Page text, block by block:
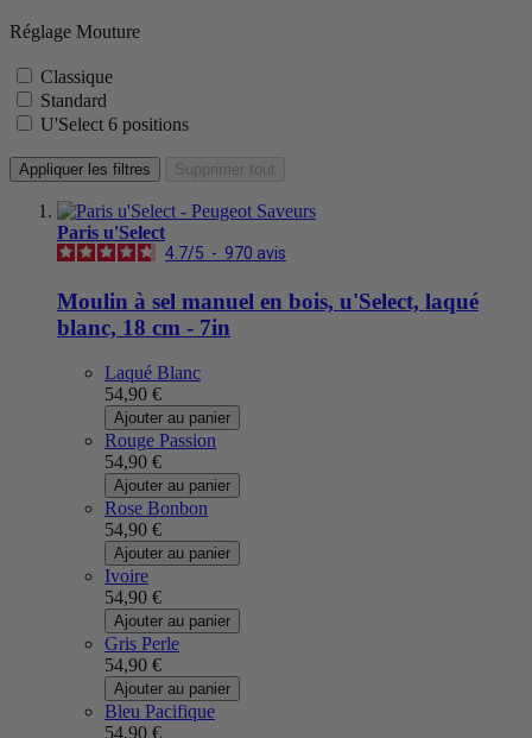
Réglage Mouture
Classique
Standard
U'Select 6 positions
Appliquer les filtres Supprimer tout
Paris u'Select
4.7/5 - 970 avis
Moulin à sel manuel en bois, u'Select, laqué
blanc, 18 cm - 7in
Laqué Blanc
54,90 €
Ajouter au panier
Rouge Passion
54,90 €
Ajouter au panier
Rose Bonbon
54,90 €
Ajouter au panier
Ivoire
54,90 €
Ajouter au panier
Gris Perle
54,90 €
Ajouter au panier
Bleu Pacifique
54,90 €